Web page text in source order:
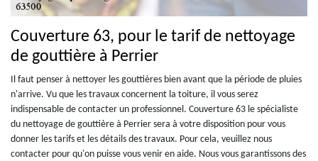
Couverture 63, pour le tarif de nettoyage
de gouttière à Perrier
Il faut penser à nettoyer les gouttières bien avant que la période de pluies
n'arrive. Vu que les travaux concernent la toiture, il vous serez
indispensable de contacter un professionnel. Couverture 63 le spécialiste
du nettoyage de gouttière à Perrier sera à votre disposition pour vous
donner les tarifs et les détails des travaux. Pour cela, veuillez nous
contacter pour qu'on puisse vous venir en aide. Nous vous garantissons des